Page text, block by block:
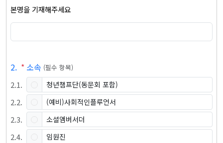
본명을 기재해주세요
2. * 소속 (필수 항목)
2.1. 청년챔프단(동문회 포함)
2.2. (예비)사회적인플루언서
2.3. 소셜앰버서더
2.4. 임원진